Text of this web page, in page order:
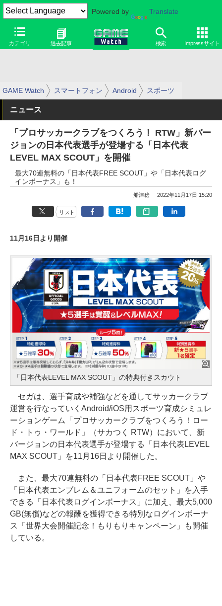
Powered by Translate
カテゴリ 過去記事 検索 Impressサイト
GAME Watch スマートフォン Android スポーツ
ニュース
「プロサッカークラブをつくろう！ RTW」新バー
ジョンの日本代表選手が登場する「日本代表
LEVEL MAX SCOUT」を開催
最大70連無料の「日本代表FREE SCOUT」や「日本代表ログ
インボーナス」も！
船津稔 2022年11月17日 15:20
リスト
11月16日より開催
「日本代表LEVEL MAX SCOUT」の特典付きスカウト
セガは、選手育成や補強などを通してサッカークラブ
運営を行なっていくAndroid/iOS用スポーツ育成シミュレ
ーションゲーム「プロサッカークラブをつくろう！ロー
ド・トゥ・ワールド」（サカつく RTW）において、新
バージョンの日本代表選手が登場する「日本代表LEVEL
MAX SCOUT」を11月16日より開催した。
また、最大70連無料の「日本代表FREE SCOUT」や
「日本代表エンブレム＆ユニフォームのセット」を入手
できる「日本代表ログインボーナス」に加え、最大5,000
GB(無償)などの報酬を獲得できる特別なログインボーナ
ス「世界大会開催記念！もりもりキャンペーン」も開催
している。